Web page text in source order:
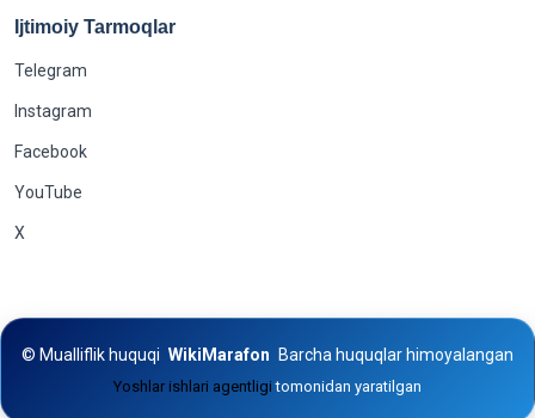
Ijtimoiy Tarmoqlar
Telegram
Instagram
Facebook
YouTube
X
© Mualliflik huquqi WikiMarafon Barcha huquqlar himoyalangan
Yoshlar ishlari agentligitomonidan yaratilgan